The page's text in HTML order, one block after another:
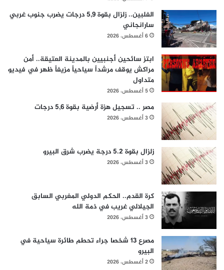
الفلبين.. زلزال بقوة 5,9 درجات يضرب جنوب غربي
سارانجاني
6 أغسطس، 2026
ابتز سائحين أجنبيين بالمدينة العتيقة.. أمن
مراكش يوقف مرشداً سياحياً مزيفاً ظهر في فيديو
متداول
5 أغسطس، 2026
مصر .. تسجيل هزة أرضية بقوة 5,6 درجات
3 أغسطس، 2026
زلزال بقوة 5.2 درجة يضرب شرق البيرو
3 أغسطس، 2026
كرة القدم.. الحكم الدولي المغربي السابق
الجيلالي غريب في ذمة الله
3 أغسطس، 2026
مصرع 13 شخصا جراء تحطم طائرة سياحية في
البيرو
2 أغسطس، 2026